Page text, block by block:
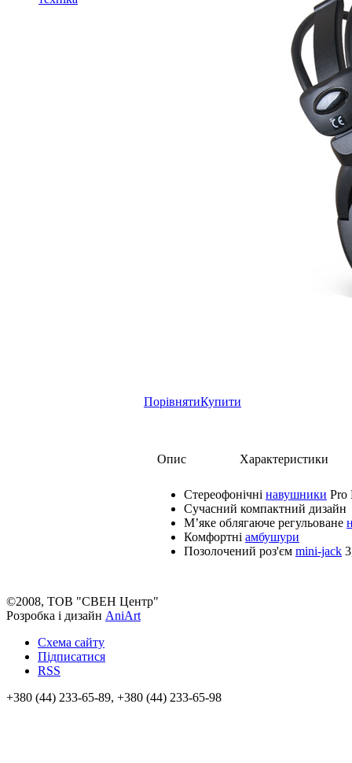
ПорівнятиКупити
Опис Характеристики
Стереофонічні навушники Pro
Сучасний компактний дизайн
М’яке облягаюче регульоване
Комфортні амбушури
Позолочений роз'єм mini-jack
©2008, ТОВ "СВЕН Центр"
Розробка і дизайн AniArt
Схема сайту
Підписатися
RSS
+380 (44) 233-65-89, +380 (44) 233-65-98